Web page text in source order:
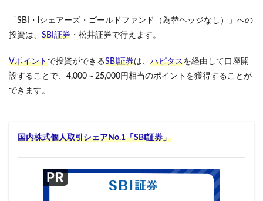
「SBI・iシェアーズ・ゴールドファンド（為替ヘッジなし）」への
投資は、 SBI証券 ・松井証券で行えます。
Vポイントで投資ができるSBI証券は、 ハピタスを経由して口座開
設することで、4,000～25,000円相当のポイントを獲得することが
できます。
国内株式個人取引シェアNo.1「SBI証券」